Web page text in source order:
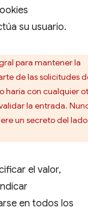
su usuario.
para mantener la
de las solicitudes
haría con cualquier
la entrada.
un secreto del
el valor,
en todos los